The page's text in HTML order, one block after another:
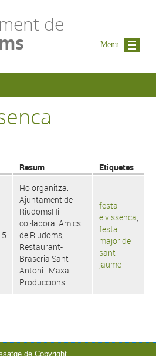
de
Resum Etiquetes
Ho organitza:
Ajuntament de
RiudomsHi
col·labora: Amics
de Riudoms,
Restaurant-
Braseria Sant
Antoni i Maxa
Produccions
festa
eivissenca,
festa
major de
sant
jaume
de Copyright
Menu